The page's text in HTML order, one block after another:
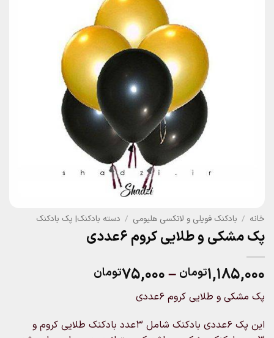
خانه / بادکنک فویلی و لاتکسی هلیومی / دسته بادکنک| پک بادکنک
پک مشکی و طلایی کروم ۶عددی
۱,۱۸۵,۰۰۰تومان –۷۵,۰۰۰تومان
through
۱,۱۸۵,۰۰۰تومان
پک مشکی و طلایی کروم ۶عددی
این پک ۶عددی بادکنک شامل ۳عدد بادکنک طلایی کروم و